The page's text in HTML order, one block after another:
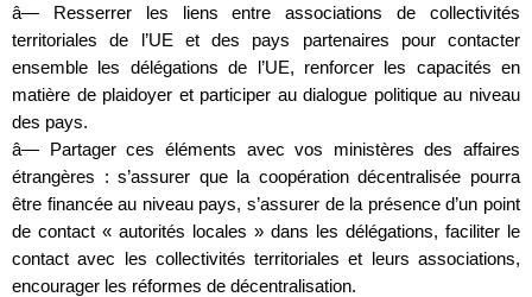
â— Resserrer les liens entre associations de collectivités
territoriales de l’UE et des pays partenaires pour contacter
ensemble les délégations de l’UE, renforcer les capacités en
matière de plaidoyer et participer au dialogue politique au niveau
des pays.
â— Partager ces éléments avec vos ministères des affaires
étrangères : s’assurer que la coopération décentralisée pourra
être financée au niveau pays, s’assurer de la présence d’un point
de contact « autorités locales » dans les délégations, faciliter le
contact avec les collectivités territoriales et leurs associations,
encourager les réformes de décentralisation.